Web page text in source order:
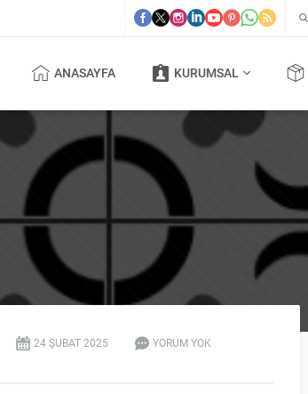
ANASAYFA KURUMSAL
24 ŞUBAT2025
YORUM YOK